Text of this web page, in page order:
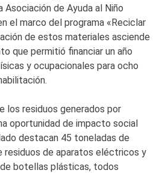
de Ayuda al Niño
el marco del programa «Reciclar
de estos materiales asciende
que permitió financiar un año
y ocupacionales para ocho
los residuos generados por
oportunidad de impacto social
destacan 45 toneladas de
residuos de aparatos eléctricos y
botellas plásticas, todos